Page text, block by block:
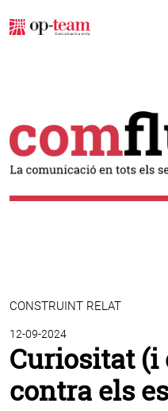
CONSTRUINT RELAT
12-09-2024
Curiositat
contra els